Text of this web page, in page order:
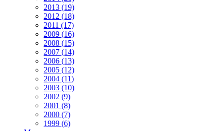
2013 (19)
2012 (18)
2011 (17)
2009 (16)
2008 (15)
2007 (14)
2006 (13)
2005 (12)
2004 (11)
2003 (10)
2002 (9)
2001 (8)
2000 (7)
1999 (6)